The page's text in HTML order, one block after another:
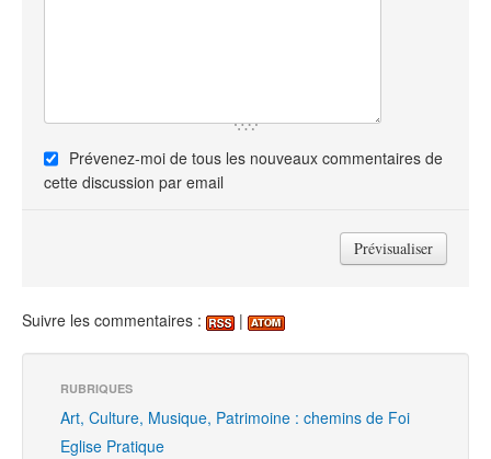
Prévenez-moi de tous les nouveaux commentaires de
cette discussion par email
Suivre les commentaires : |
RUBRIQUES
Art, Culture, Musique, Patrimoine : chemins de Foi
Eglise Pratique